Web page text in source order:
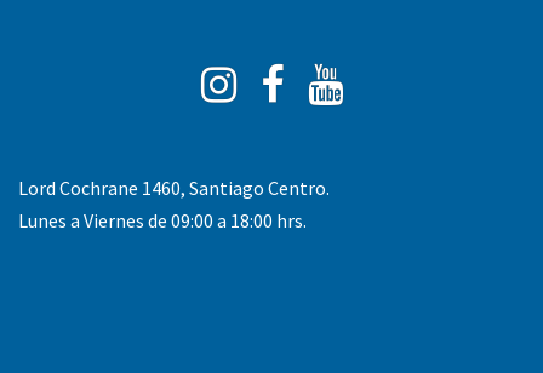
Instagram
Facebook
Tube
Lord Cochrane 1460, Santiago Centro.
Lunes a Viernes de 09:00 a 18:00 hrs.